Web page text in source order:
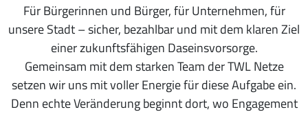
Für Bürgerinnen und Bürger, für Unternehmen, für
unsere Stadt – sicher, bezahlbar und mit dem klaren Ziel
einer zukunftsfähigen Daseinsvorsorge.
Gemeinsam mit dem starken Team der TWL Netze
setzen wir uns mit voller Energie für diese Aufgabe ein.
Denn echte Veränderung beginnt dort, wo Engagement